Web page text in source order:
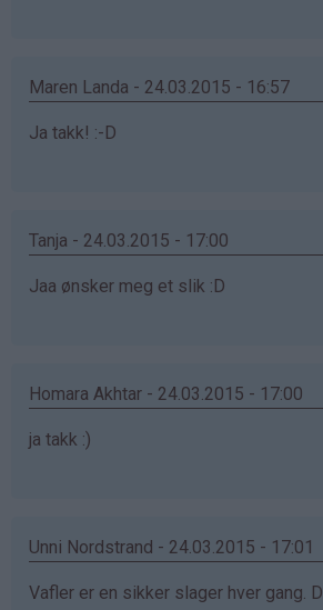
Maren Landa - 24.03.2015 - 16:57
Ja takk! :-D
Tanja - 24.03.2015 - 17:00
Jaa ønsker meg et slik :D
Homara Akhtar - 24.03.2015 - 17:00
ja takk :)
Unni Nordstrand - 24.03.2015 - 17:01
Vafler er en sikker slager hver gang.